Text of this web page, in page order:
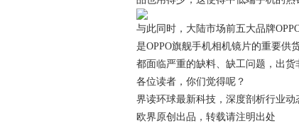
与此同时，大陆市场前五大品牌
是OPPO旗舰手机相机镜片的重要供
都面临严重的缺料、缺工问题，出货
各位读者，你们觉得呢？
界读环球最新科技，深度剖析行业动
欧界原创出品，转载请注明出处